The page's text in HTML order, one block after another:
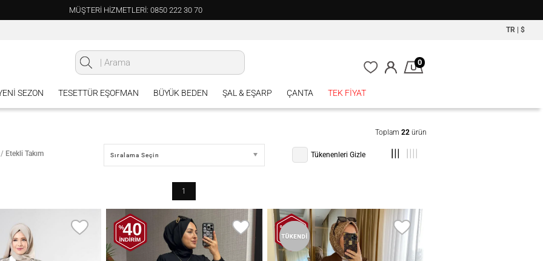
MÜŞTERİ HİZMETLERİ: 0850 222 30 70
TR $
0
SEZON TESETTÜR EŞOFMAN BÜYÜK BEDEN ŞAL & EŞARP ÇANTA TEK FİYAT
Toplam 22 ürün
/ Etekli Takım Sıralama Seçin Tükenenleri Gizle
1